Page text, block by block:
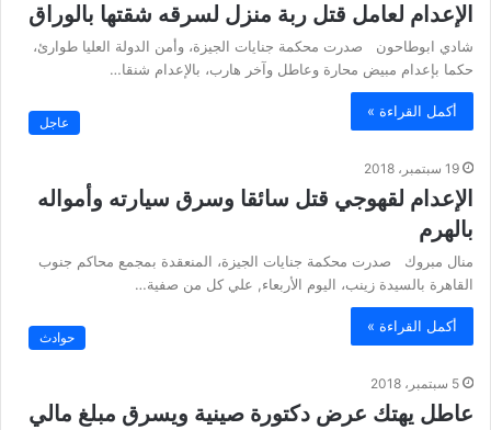
الإعدام لعامل قتل ربة منزل لسرقه شقتها بالوراق
شادي ابوطاحون صدرت محكمة جنايات الجيزة، وأمن الدولة العليا طوارئ،
حكما بإعدام مبيض محارة وعاطل وآخر هارب، بالإعدام شنقا…
أكمل القراءة »
عاجل
19 سبتمبر، 2018
الإعدام لقهوجي قتل سائقا وسرق سيارته وأمواله
بالهرم
منال مبروك صدرت محكمة جنايات الجيزة، المنعقدة بمجمع محاكم جنوب
القاهرة بالسيدة زينب، اليوم الأربعاء, علي كل من صفية…
أكمل القراءة »
حوادث
5 سبتمبر، 2018
عاطل يهتك عرض دكتورة صينية ويسرق مبلغ مالي